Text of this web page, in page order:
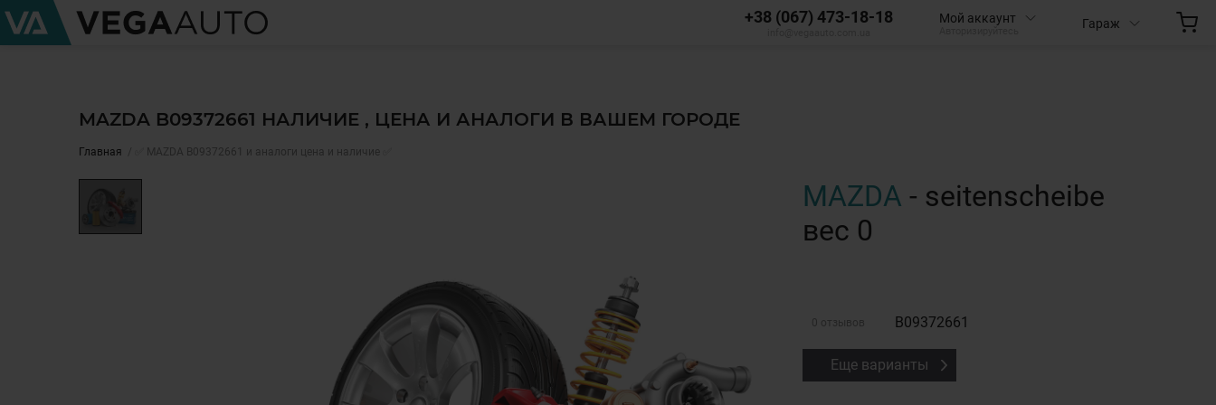
+38 (067) 473-18-18 Мой аккаунт Гараж
MAZDA B09372661 НАЛИЧИЕ , ЦЕНА И АНАЛОГИ В ВАШЕМ ГОРОДЕ
Главная ✅ MAZDA B09372661 и аналоги цена и наличие ✅
MAZDA - seitenscheibe
вес 0
0 отзывов B09372661
Еще варианты